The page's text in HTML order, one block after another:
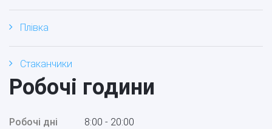
Плівка
Стаканчики
Робочі години
Робочі дні 8:00 - 20:00